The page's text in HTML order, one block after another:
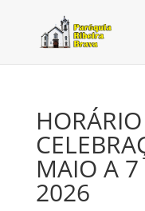
MAIO A 7
2026